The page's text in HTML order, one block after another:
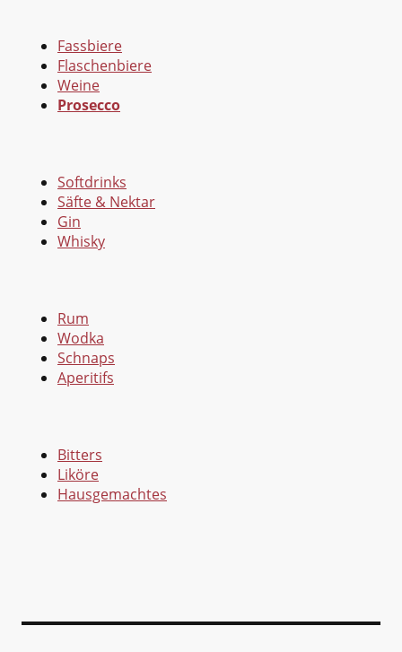
Fassbiere
Flaschenbiere
Weine
Prosecco
Softdrinks
Säfte & Nektar
Gin
Whisky
Rum
Wodka
Schnaps
Aperitifs
Bitters
Liköre
Hausgemachtes